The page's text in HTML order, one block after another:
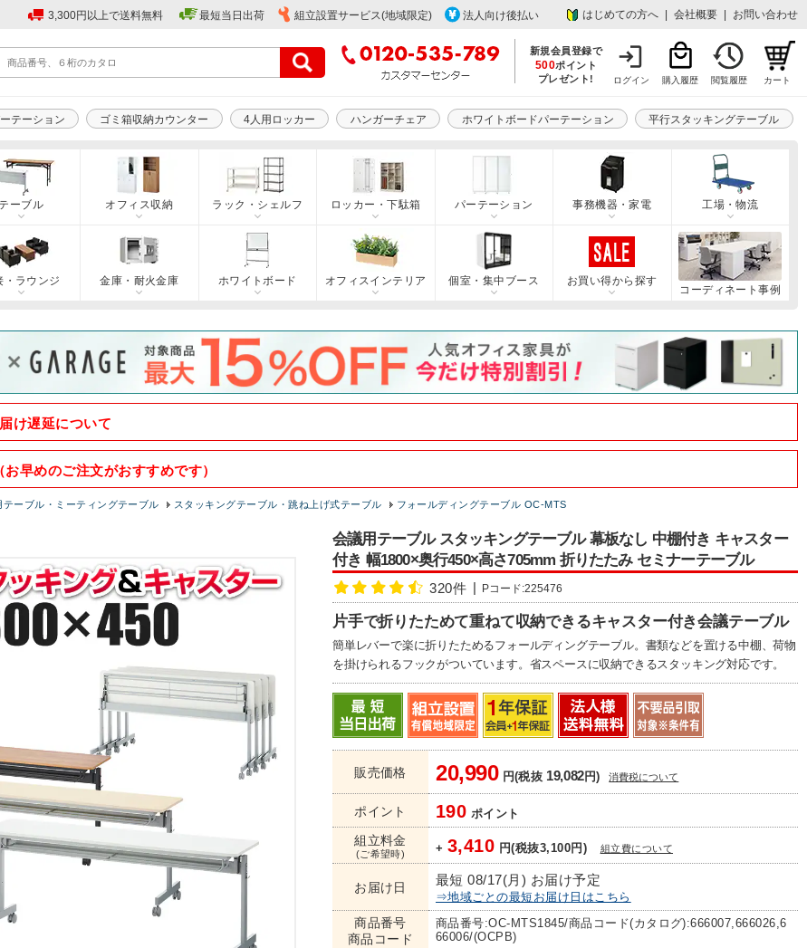
3,300円以上で送料無料 最短当日出荷 組立設置サービス(地域限定) 法人向け後払い はじめての方へ 会社概要 お問い合わせ
新規会員登録で
500ポイント
プレゼント!
ログイン 購入履歴 閲覧履歴 カート
テーション ゴミ箱収納カウンター 4人用ロッカー ハンガーチェア ホワイトボードパーテーション 平行スタッキングテーブル
テーブル オフィス収納 ラック・シェルフ ロッカー・下駄箱 パーテーション 事務機器・家電 工場・物流
・ラウンジ 金庫・耐火金庫 ホワイトボード オフィスインテリア 個室・集中ブース
お買い得から探す
コーディネート事例
け遅延について
早めのご注文がおすすめです）
テーブル・ミーティングテーブル スタッキングテーブル・跳ね上げ式テーブル フォールディングテーブル OC-MTS
会議用テーブル スタッキングテーブル 幕板なし 中棚付き キャスター
付き 幅1800×奥行450×高さ705mm 折りたたみ セミナーテーブル
320件 Pコード:225476
片手で折りたためて重ねて収納できるキャスター付き会議テーブル
簡単レバーで楽に折りたためるフォールディングテーブル。書類などを置ける中棚、荷物
を掛けられるフックがついています。省スペースに収納できるスタッキング対応です。
販売価格 20,990円(税抜 19,082円) 消費税について
ポイント 190 ポイント
組立料金
(ご希望時) + 3,410 円(税抜3,100円) 組立費について
お届け日 最短 08/17(月) お届け予定
⇒地域ごとの最短お届け日はこちら
商品番号
商品コード
商品番号:OC-MTS1845/商品コード(カタログ):666007,666026,6
66006/(OCPB)